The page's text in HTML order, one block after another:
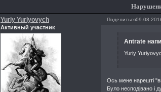
Поделиться
Yuriy Yuriyovych
Активный участник
Antrate
Yuriy
Ось мене нарешті
Було несподівано і